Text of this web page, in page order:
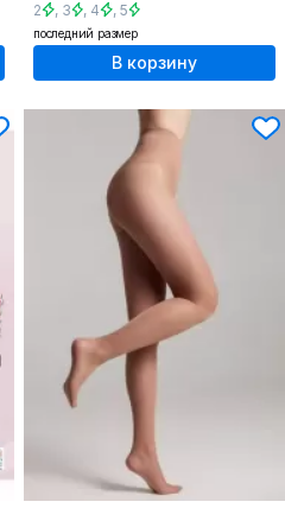
2 , 3 , 4 , 5
последний размер
В корзину